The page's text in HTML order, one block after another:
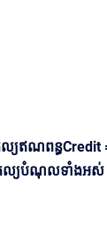
យឥណពន្ធCredit
ល្យបំណុលទាំងអស់